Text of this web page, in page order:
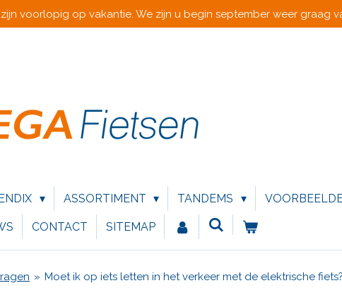
voorlopig op vakantie. We zijn u begin september weer graag
ASSORTIMENT TANDEMS
CONTACT SITEMAP
» Moet ik op iets letten in het verkeer met de elektrische